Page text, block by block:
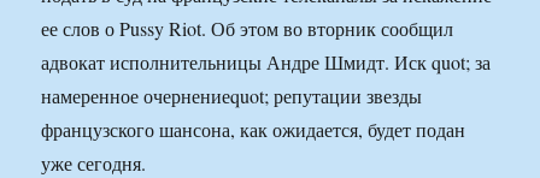
ее слов о Pussy Riot. Об этом во вторник сообщил
адвокат исполнительницы Андре Шмидт. Иск quot; за
намеренное очернениеquot; репутации звезды
французского шансона, как ожидается, будет подан
уже сегодня.